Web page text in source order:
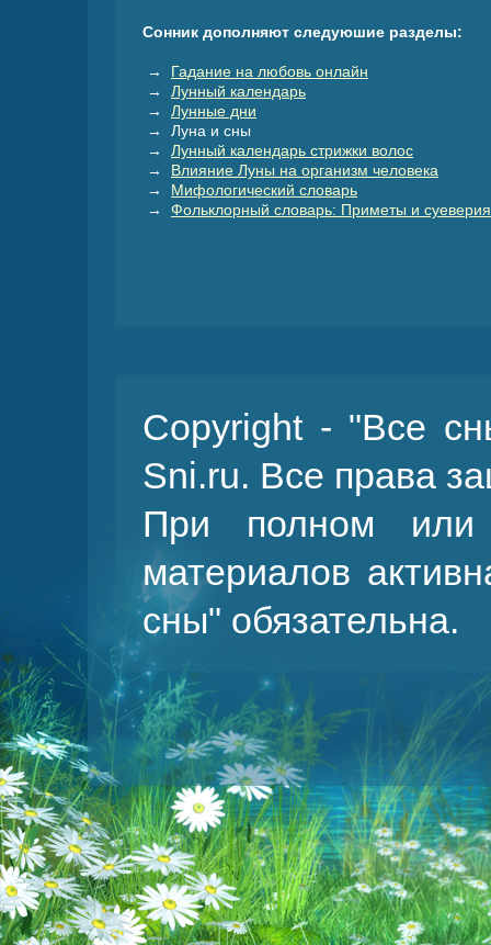
Сонник дополняют следуюшие разделы:
→ Гадание на любовь онлайн
→ Лунный календарь
→ Лунные дни
→ Луна и сны
→ Лунный календарь стрижки волос
→ Влияние Луны на организм человека
→ Мифологический словарь
→ Фольклорный словарь: Приметы и суеверия
Copyright - "Все
Sni.ru. Все права
При полном или
материалов
сны" обязательна.